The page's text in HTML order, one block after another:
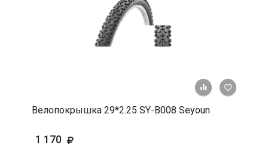
+ К
Велопокрышка 29*2.25 SY-B008 Seyoun
1 170